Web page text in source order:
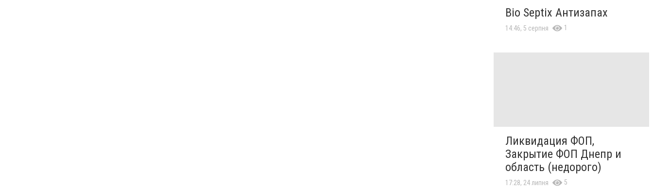
Bio Septix Антизапах
14:46, 5 серпня 1
Ликвидация ФОП,
Закрытие ФОП Днепр и
область (недорого)
17:28, 24 липня 5